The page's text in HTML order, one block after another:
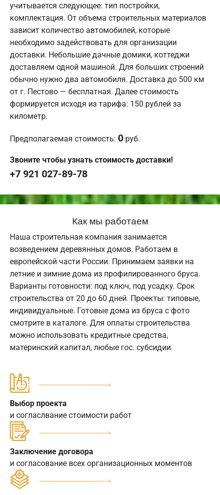
учитывается следующее: тип постройки,
комплектация. От объема строительных материалов
зависит количество автомобилей, которые
необходимо задействовать для организации
доставки. Небольшие дачные домики, коттеджи
доставляем одной машиной. Для больших строений
обычно нужно два автомобиля. Доставка до 500 км
от г. Пестово — бесплатная. Далее стоимость
формируется исходя из тарифа: 150 рублей за
километр.
Предполагаемая стоимость: 0 руб.
Звоните чтобы узнать стоимость доставки!
+7 921 027-89-78
Как мы работаем
Наша строительная компания занимается
возведением деревянных домов. Работаем в
европейской части России. Принимаем заявки на
летние и зимние дома из профилированного бруса.
Варианты готовности: под ключ, под усадку. Срок
строительства от 20 до 60 дней. Проекты: типовые,
индивидуальные. Готовые дома из бруса с фото
смотрите в каталоге. Для оплаты строительства
можно использовать кредитные средства,
материнский капитал, любые гос. субсидии.
Выбор проекта
и согласлвание стоимости работ
Заключение договора
и согласование всех организационных моментов